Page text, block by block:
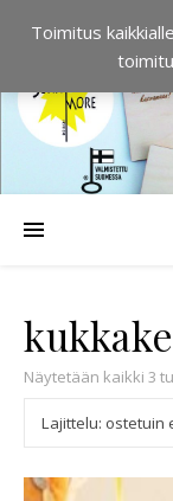
Näytetään kaikki 3
Toimitus